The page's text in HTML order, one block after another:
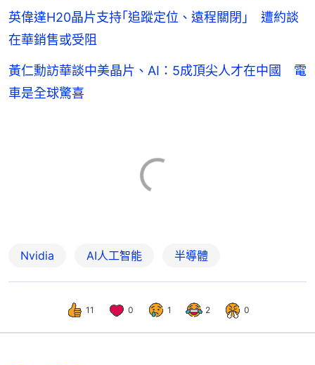
英偉達H20晶片支持｢追蹤定位、遠程關閉｣ 遭約談
在華銷售或受阻
黃仁勳訪華談中美晶片、AI：5成頂尖人才在中國 電
車是全球驚喜
Nvidia AI人工智能 半導體
11 0 1 2 0